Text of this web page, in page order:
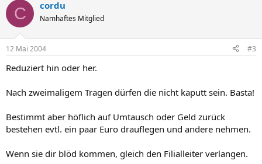
C cordu
Namhaftes Mitglied
12 Mai 2004 #3
Reduziert hin oder her.
Nach zweimaligem Tragen dürfen die nicht kaputt sein. Basta!
Bestimmt aber höflich auf Umtausch oder Geld zurück
bestehen evtl. ein paar Euro drauflegen und andere nehmen.
Wenn sie dir blöd kommen, gleich den Filialleiter verlangen.